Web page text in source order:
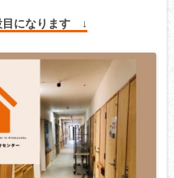
目になります ↓